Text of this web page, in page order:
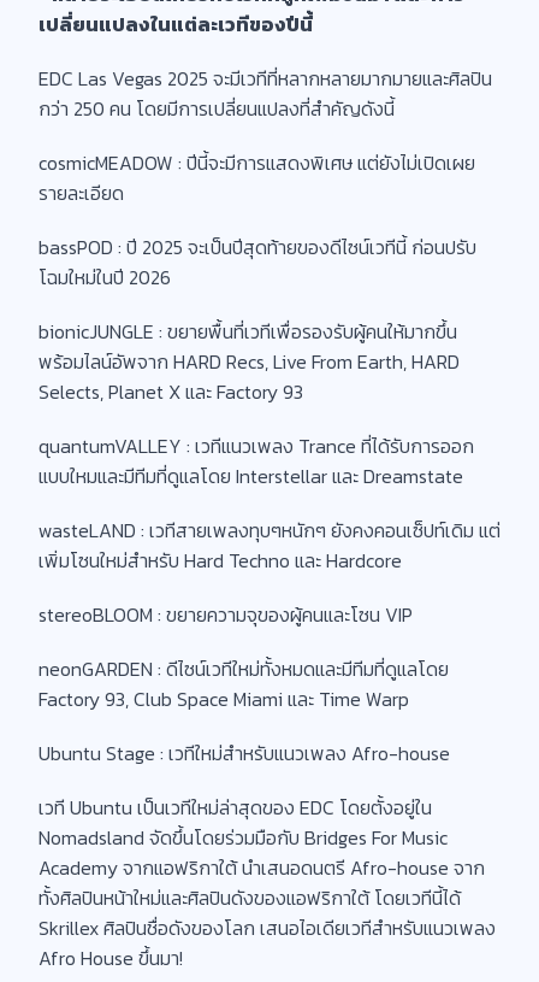
เปลี่ยนแปลงในแต่ละเวทีของปีนี้
EDC Las Vegas 2025 จะมีเวทีที่หลากหลายมากมายและศิลปิน
กว่า 250 คน โดยมีการเปลี่ยนแปลงที่สำคัญดังนี้
cosmicMEADOW : ปีนี้จะมีการแสดงพิเศษ แต่ยังไม่เปิดเผย
รายละเอียด
bassPOD : ปี 2025 จะเป็นปีสุดท้ายของดีไซน์เวทีนี้ ก่อนปรับ
โฉมใหม่ในปี 2026
bionicJUNGLE : ขยายพื้นที่เวทีเพื่อรองรับผู้คนให้มากขึ้น
พร้อมไลน์อัพจาก HARD Recs, Live From Earth, HARD
Selects, Planet X และ Factory 93
quantumVALLEY : เวทีแนวเพลง Trance ที่ได้รับการออก
แบบใหมและมีทีมที่ดูแลโดย Interstellar และ Dreamstate
wasteLAND : เวทีสายเพลงทุบๆหนักๆ ยังคงคอนเซ็ปท์เดิม แต่
เพิ่มโซนใหม่สำหรับ Hard Techno และ Hardcore
stereoBLOOM : ขยายความจุของผู้คนและโซน VIP
neonGARDEN : ดีไซน์เวทีใหม่ทั้งหมดและมีทีมที่ดูแลโดย
Factory 93, Club Space Miami และ Time Warp
Ubuntu Stage : เวทีใหม่สำหรับแนวเพลง Afro-house
เวที Ubuntu เป็นเวทีใหม่ล่าสุดของ EDC โดยตั้งอยู่ใน
Nomadsland จัดขึ้นโดยร่วมมือกับ Bridges For Music
Academy จากแอฟริกาใต้ นำเสนอดนตรี Afro-house จาก
ทั้งศิลปินหน้าใหม่และศิลปินดังของแอฟริกาใต้ โดยเวทีนี้ได้
Skrillex ศิลปินชื่อดังของโลก เสนอไอเดียเวทีสำหรับแนวเพลง
Afro House ขึ้นมา!